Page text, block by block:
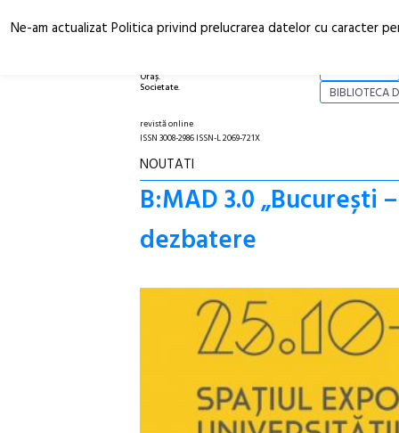
Oraș.
Societate.
BIBLIOTECA
revistă online
ISSN 3008-2986 ISSN-L 2069-721X
NOUTATI
B:MAD 3.0 „București
dezbatere
Ne-am actualizat Politica privind prelucrarea datelor cu caracter